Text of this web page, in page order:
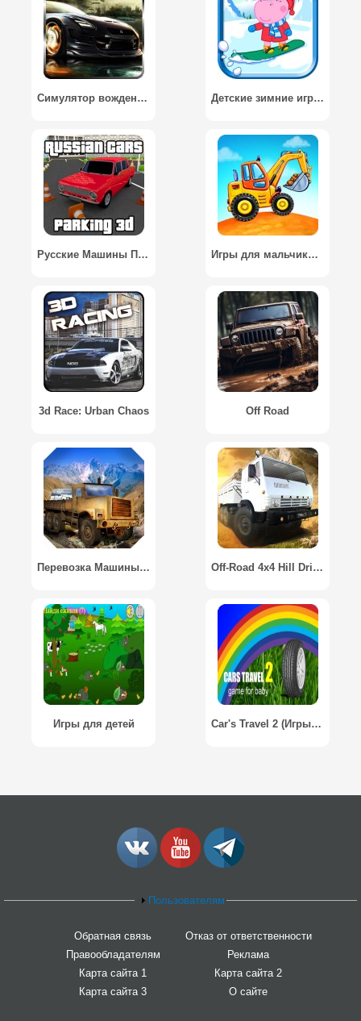
Симулятор вождения машины 3D / Speed Rush 3D FREE 2015 Детские зимние игры / Kids Winter Games
Русские Машины Парковка 3D / Russian Cars Parking 3D Игры для мальчиков: машинки для детей, конструктор
3d Race: Urban Chaos Off Road
Перевозка Машины: Горы / Hill Car Transporter Off-Road 4x4 Hill Driver
Игры для детей Car's Travel 2 (Игры для детей)
Пользователям
Обратная связь
Отказ от ответственности
Правообладателям
Реклама
Карта сайта 1
Карта сайта 2
Карта сайта 3
О сайте